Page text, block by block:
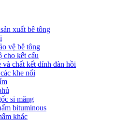
xuất bê tông
vệ bê tông
cho kết cấu
và chất kết dính đàn hồi
khe nối
si măng
bituminous
khác